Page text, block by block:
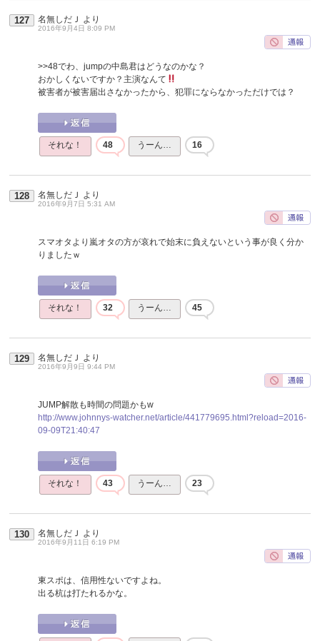
127 名無しだＪ より
2016年9月4日 8:09 PM
>>48でわ、jumpの中島君はどうなのかな？
おかしくないですか？主演なんて
被害者が被害届出さなかったから、犯罪にならなかっただけでは？
それな！ 48 うーん… 16
128 名無しだＪ より
2016年9月7日 5:31 AM
スマオタより嵐オタの方が哀れで始末に負えないという事が良く分か
りましたｗ
それな！ 32 うーん… 45
129 名無しだＪ より
2016年9月9日 9:44 PM
JUMP解散も時間の問題かもw
http://www.johnnys-watcher.net/article/441779695.html?reload=2016-
09-09T21:40:47
それな！ 43 うーん… 23
130 名無しだＪ より
2016年9月11日 6:19 PM
東スポは、信用性ないですよね。
出る杭は打たれるかな。